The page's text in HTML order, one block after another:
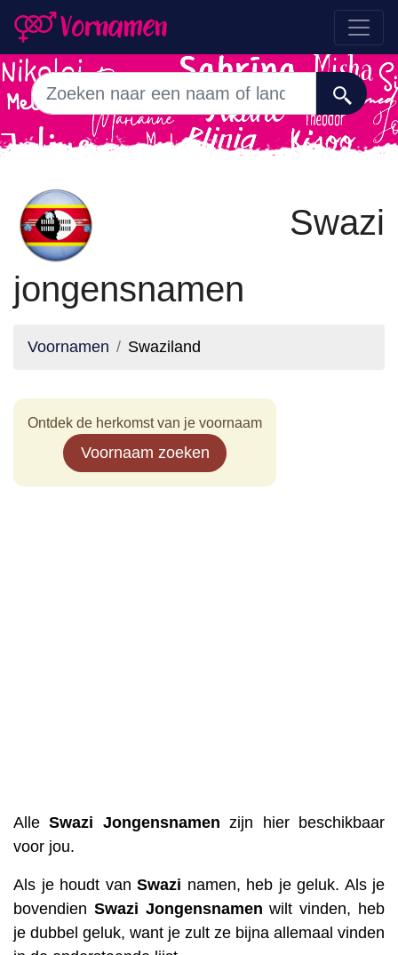
Swazi
jongensnamen
Voornamen Swaziland
Ontdek de herkomst van je voornaam
Voornaam zoeken
AlleSwazi Jongensnamen zijn hier beschikbaar
voor jou.
Als je houdt van Swazi namen, heb je geluk. Als je
bovendien Swazi Jongensnamen wilt vinden, heb
je dubbel geluk, want je zult ze bijna allemaal vinden